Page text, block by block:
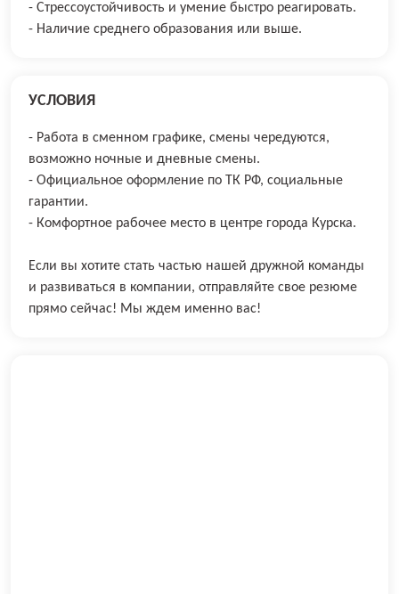
- Стрессоустойчивость и умение быстро реагировать.
- Наличие среднего образования или выше.
УСЛОВИЯ
- Работа в сменном графике, смены чередуются,
возможно ночные и дневные смены.
- Официальное оформление по ТК РФ, социальные
гарантии.
- Комфортное рабочее место в центре города Курска.
Если вы хотите стать частью нашей дружной команды
и развиваться в компании, отправляйте свое резюме
прямо сейчас! Мы ждем именно вас!